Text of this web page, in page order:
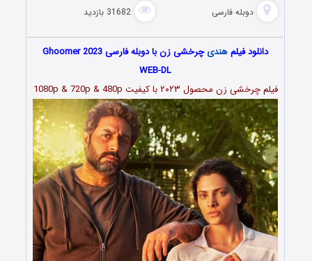
دوبله فارسی 31682 بازدید
دانلود فیلمهندی
چرخشی زن با دوبله فارسی Ghoomer 2023
WEB-DL
فیلم چرخشی زن محصول ۲۰۲۳ با کیفیت 1080p & 720p & 480p